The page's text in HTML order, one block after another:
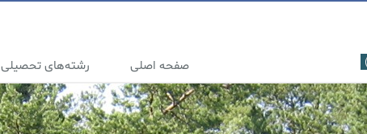
صفحه اصلی رشته‌های تحصیلی